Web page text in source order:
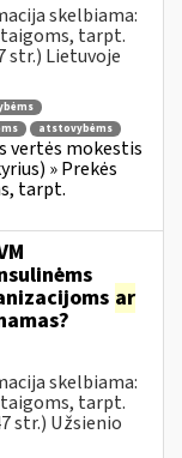
skelbiama:
tarpt.
str.) Lietuvoje
atstovybėms
vertės mokestis
» Prekės
tarpt.
ar
skelbiama:
tarpt.
str.) Užsienio